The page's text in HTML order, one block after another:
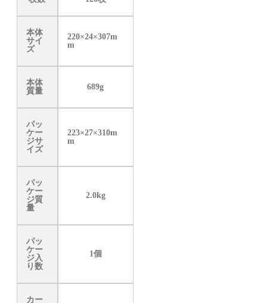
本体
サイ
ズ
220×24×307m
m
本体
質量
689g
パッ
ケー
ジサ
イズ
223×27×310m
m
パッ
ケー
ジ質
量
2.0kg
パッ
ケー
ジ入
り数
1個
カー